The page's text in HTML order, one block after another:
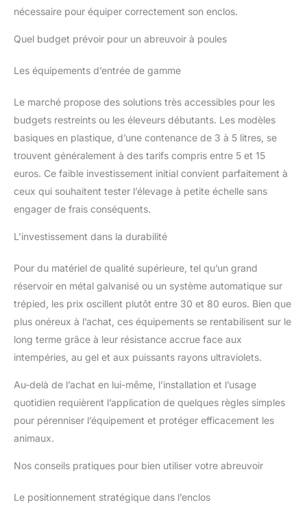
nécessaire pour équiper correctement son enclos.
Quel budget prévoir pour un abreuvoir à poules
Les équipements d’entrée de gamme
Le marché propose des solutions très accessibles pour les
budgets restreints ou les éleveurs débutants. Les modèles
basiques en plastique, d’une contenance de 3 à 5 litres, se
trouvent généralement à des tarifs compris entre 5 et 15
euros. Ce faible investissement initial convient parfaitement à
ceux qui souhaitent tester l’élevage à petite échelle sans
engager de frais conséquents.
L’investissement dans la durabilité
Pour du matériel de qualité supérieure, tel qu’un grand
réservoir en métal galvanisé ou un système automatique sur
trépied, les prix oscillent plutôt entre 30 et 80 euros. Bien que
plus onéreux à l’achat, ces équipements se rentabilisent sur le
long terme grâce à leur résistance accrue face aux
intempéries, au gel et aux puissants rayons ultraviolets.
Au-delà de l’achat en lui-même, l’installation et l’usage
quotidien requièrent l’application de quelques règles simples
pour pérenniser l’équipement et protéger efficacement les
animaux.
Nos conseils pratiques pour bien utiliser votre abreuvoir
Le positionnement stratégique dans l’enclos